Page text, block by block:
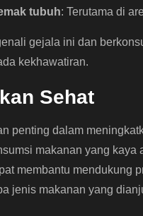
tubuh: Terutama di
gejala ini dan
kekhawatiran.
Sehat
penting dalam
makanan yang kaya
membantu mendukung
jenis makanan yang